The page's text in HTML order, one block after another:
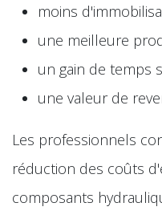
moins
une meilleure
un gain de temps
une valeur de
Les professionnels
réduction des coûts
composants